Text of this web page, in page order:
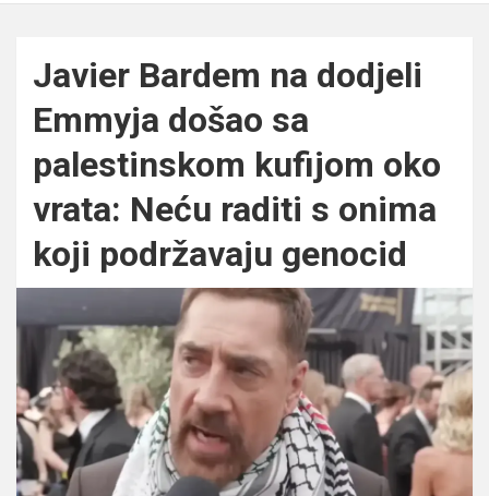
Javier Bardem na dodjeli
Emmyja došao sa
palestinskom kufijom oko
vrata: Neću raditi s onima
koji podržavaju genocid